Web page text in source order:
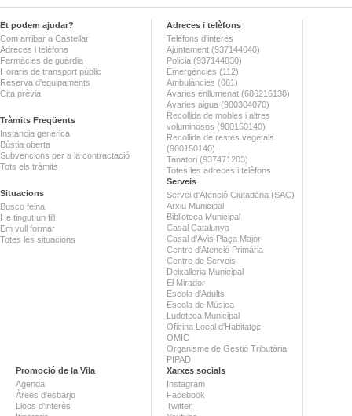
Et podem ajudar?
Com arribar a Castellar
Adreces i telèfons
Farmàcies de guàrdia
Horaris de transport públic
Reserva d'equipaments
Cita prèvia
Tràmits Freqüents
Instància genèrica
Bústia oberta
Subvencions per a la contractació
Tots els tràmits
Situacions
Busco feina
He tingut un fill
Em vull formar
Totes les situacions
Adreces i telèfons
Telèfons d'interès
Ajuntament (937144040)
Policia (937144830)
Emergències (112)
Ambulàncies (061)
Avaries enllumenat (686216138)
Avaries aigua (900304070)
Recollida de mobles i altres
voluminosos (900150140)
Recollida de restes vegetals
(900150140)
Tanatori (937471203)
Totes les adreces i telèfons
Serveis
Servei d'Atenció Ciutadana (SAC)
Arxiu Municipal
Biblioteca Municipal
Casal Catalunya
Casal d'Avis Plaça Major
Centre d'Atenció Primària
Centre de Serveis
Deixalleria Municipal
El Mirador
Escola d'Adults
Escola de Música
Ludoteca Municipal
Oficina Local d'Habitatge
OMIC
Organisme de Gestió Tributària
PIPAD
Promoció de la Vila
Agenda
Àrees d'esbarjo
Llocs d'interès
Xarxes socials
Instagram
Facebook
Twitter